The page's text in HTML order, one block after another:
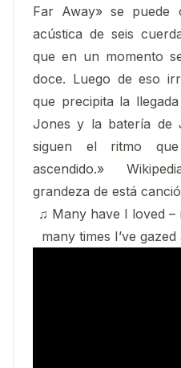
Far Away» se puede
acústica de seis
que en un momento
doce. Luego de eso
que precipita la
Jones y la batería de
siguen el ritmo
ascendido.»
grandeza de está
♫ Many have I loved –
many times I’ve